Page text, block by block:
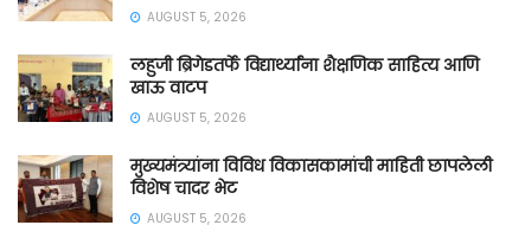
AUGUST 5, 2026
लहुजी ब्रिगेडतर्फे विद्यार्थ्यांना शैक्षणिक साहित्य आणि
खाऊ वाटप
AUGUST 5, 2026
मुख्यमंत्र्यांना विविध विकासकामांची माहिती छापलेली
विशेष चादर भेट
AUGUST 5, 2026